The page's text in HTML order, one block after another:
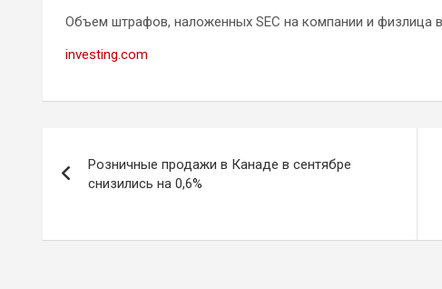
Объем штрафов, наложенных SEC на компании и физлица
investing.com
по
Розничные продажи в Канаде в сентябре
снизились на 0,6%